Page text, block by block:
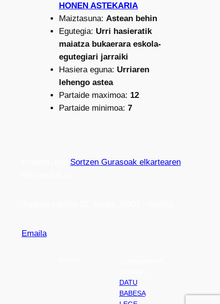
HONEN ASTEKARIA
Maiztasuna: Astean behin
Egutegia: Urri hasieratik
maiatza bukaerara eskola-
egutegiari jarraiki
Hasiera eguna: Urriaren
lehengo astea
Partaide maximoa: 12
Partaide minimoa: 7
Sortzen Gurasoak elkartearen
Emaila
DATU
BABESA|